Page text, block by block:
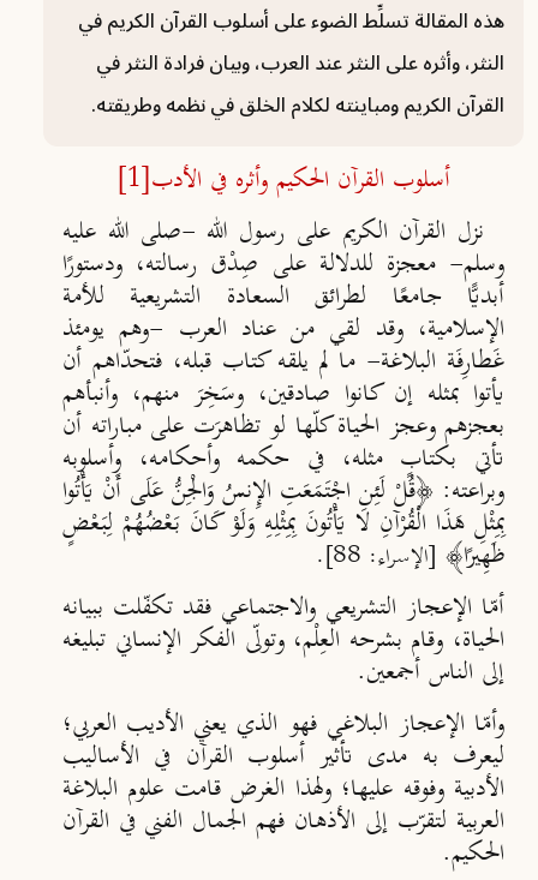
هذه المقالة تسلِّط الضوء على أسلوب القرآن الكريم في
النثر، وأثره على النثر عند العرب، وبيان فرادة النثر في
القرآن الكريم ومباينته لكلام الخلق في نظمه وطريقته.
أسلوب القرآن الحكيم وأثره في الأدب[1]
نزل القرآن الكريم على رسول الله -صلى الله عليه
وسلم- معجزة للدلالة على صِدْق رسالته، ودستورًا
أبديًّا جامعًا لطرائق السعادة التشريعية للأمة
الإسلامية، وقد لقي من عناد العرب -وهم يومئذ
غَطارِفَة البلاغة- ما لم يلقه كتاب قبله، فتحدّاهم أن
يأتوا بمثله إن كانوا صادقين، وسَخِرَ منهم، وأنبأهم
بعجزهم وعجز الحياة كلّها لو تظاهرَت على مباراته أن
تأتي بكتابٍ مثله، في حكمه وأحكامه، وأسلوبه
وبراعته: ﴿قُلْ لَئِنِ اجْتَمَعَتِ الإِنسُ وَالْجِنُّ عَلَى أَنْ يَأْتُوا
بِمِثْلِ هَذَا الْقُرْآنِ لا يَأْتُونَ بِمِثْلِهِ وَلَوْ كَانَ بَعْضُهُمْ لِبَعْضٍ
ظَهِيرًا﴾ [الإسراء: 88].
أمّا الإعجاز التشريعي والاجتماعي فقد تكفّلت ببيانه
الحياة، وقام بشرحه العِلْم، وتولّى الفكر الإنساني تبليغه
إلى الناس أجمعين.
وأمّا الإعجاز البلاغي فهو الذي يعني الأديب العربي؛
ليعرف به مدى تأثير أسلوب القرآن في الأساليب
الأدبية وفوقه عليها؛ ولهذا الغرض قامت علوم البلاغة
العربية لتقرّب إلى الأذهان فهم الجمال الفني في القرآن
الحكيم.